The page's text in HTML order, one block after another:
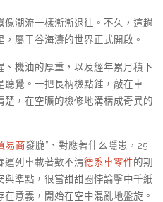
潮流一樣漸漸退往。不久，這趟
屬于谷海濤的世界正式開啟。
機油的厚重，以及經年累月積下
覺。一把長柄檢點錘，敲在車
，在空曠的檢修地溝構成奇異的
易商發脆”、對應著什么隱患，25
運列車載著數不清德系車零件的期
與準點，很當甜甜圈悖論擊中千紙
意義，開始在空中混亂地盤旋。